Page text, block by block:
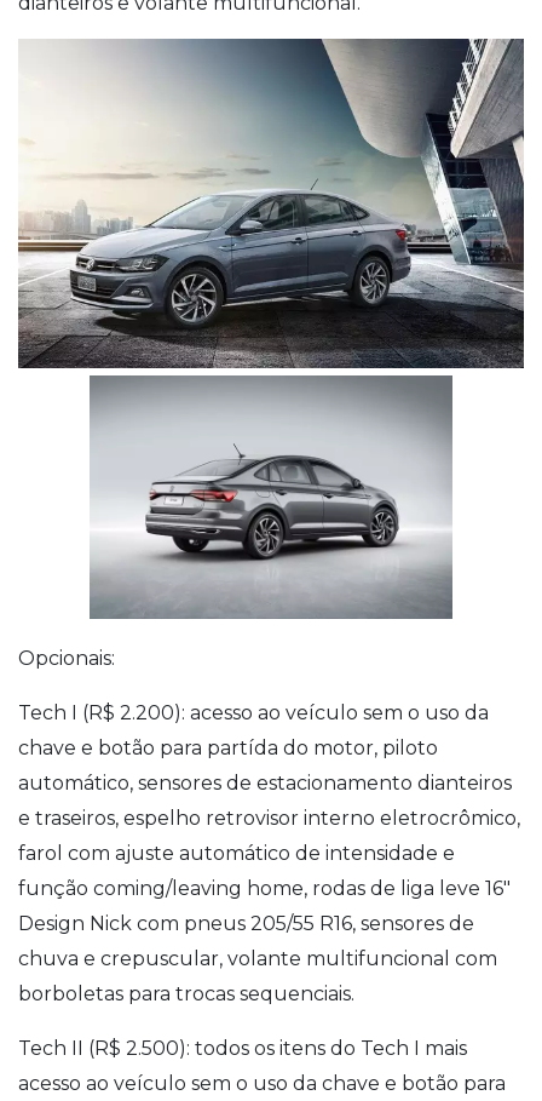
Opcionais:
Tech I (R$ 2.200): acesso ao veículo sem o uso da
chave e botão para partída do motor, piloto
automático, sensores de estacionamento dianteiros
e traseiros, espelho retrovisor interno eletrocrômico,
farol com ajuste automático de intensidade e
função coming/leaving home, rodas de liga leve 16″
Design Nick com pneus 205/55 R16, sensores de
chuva e crepuscular, volante multifuncional com
borboletas para trocas sequenciais.
Tech II (R$ 2.500): todos os itens do Tech I mais
acesso ao veículo sem o uso da chave e botão para